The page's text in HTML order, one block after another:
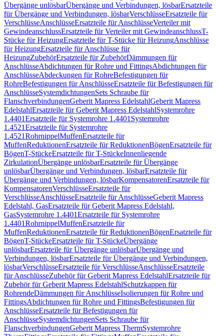
Übergänge unlösbarÜbergänge und Verbindungen, lösbarErsatzteile
für Übergänge und Verbindungen, lösbarVerschlüsseErsatzteile für
VerschlüsseAnschlüsseErsatzteile für AnschlüsseVerteiler mit
GewindeanschlussErsatzteile für Verteiler mit GewindeanschlussT-
Stücke für HeizungErsatzteile für T-Stücke für HeizungAnschlüsse
für HeizungErsatzteile für Anschlüsse für
HeizungZubehörErsatzteile für ZubehörDämmungen für
AnschlüsseAbdichtungen für Rohre und FittingsAbdichtungen für
AnschlüsseAbdeckungen für RohreBefestigungen für
RohreBefestigungen für AnschlüsseErsatzteile für Befestigungen für
AnschlüsseSystemdichtungenSets Schraube für
FlanschverbindungenGeberit Mapress EdelstahlGeberit Mapress
EdelstahlErsatzteile für Geberit Mapress EdelstahlSystemrohre
1.4401Ersatzteile für Systemrohre 1.4401 Systemrohre
1.4521Ersatzteile für Systemrohre
1.4521RohrnippelMuffenErsatzteile für
MuffenReduktionenErsatzteile für ReduktionenBögenErsatzteile für
BögenT-StückeErsatzteile für T-StückeInnenliegende
ZirkulationÜbergänge unlösbarErsatzteile für Übergänge
unlösbarÜbergänge und Verbindungen, lösbarErsatzteile für
Übergänge und Verbindungen, lösbarKompensatorenErsatzteile für
KompensatorenVerschlüsseErsatzteile für
VerschlüsseAnschlüsseErsatzteile für AnschlüsseGeberit Mapress
Edelstahl, GasErsatzteile für Geberit Mapress Edelstahl,
GasSystemrohre 1.4401Ersatzteile für Systemrohre
1.4401RohrnippelMuffenErsatzteile für
MuffenReduktionenErsatzteile für ReduktionenBögenErsatzteile für
BögenT-StückeErsatzteile für T-StückeÜbergänge
unlösbarErsatzteile für Übergänge unlösbarÜbergänge und
Verbindungen, lösbarErsatzteile für Übergänge und Verbindungen,
lösbarVerschlüsseErsatzteile für VerschlüsseAnschlüsseErsatzteile
für AnschlüsseZubehör für Geberit Mapress EdelstahlErsatzteile für
Zubehör für Geberit Mapress EdelstahlSchutzkappen für
RohrendeDämmungen für AnschlüsseIsolierungen für Rohre und
FittingsAbdichtungen für Rohre und FittingsBefestigungen für
AnschlüsseErsatzteile für Befestigungen für
AnschlüsseSystemdichtungenSets Schraube für
FlanschverbindungenGeberit Mapress ThermSystemrohre